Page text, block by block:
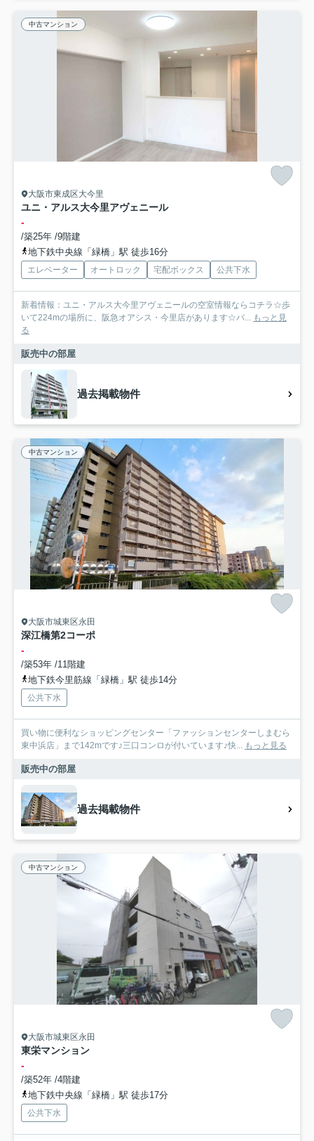
中古マンション
大阪市東成区大今里
ユニ・アルス大今里アヴェニール
-
/築25年 /9階建
地下鉄中央線「緑橋」駅 徒歩16分
エレベーター オートロック 宅配ボックス 公共下水
新着情報：ユニ・アルス大今里アヴェニールの空室情報ならコチラ☆歩
いて224mの場所に、阪急オアシス・今里店があります☆バ... もっと見
る
販売中の部屋
過去掲載物件
中古マンション
大阪市城東区永田
深江橋第2コーポ
-
/築53年 /11階建
地下鉄今里筋線「緑橋」駅 徒歩14分
公共下水
買い物に便利なショッピングセンター「ファッションセンターしまむら
東中浜店」まで142mです♪三口コンロが付いています♪快... もっと見る
販売中の部屋
過去掲載物件
中古マンション
大阪市城東区永田
東栄マンション
-
/築52年 /4階建
地下鉄中央線「緑橋」駅 徒歩17分
公共下水